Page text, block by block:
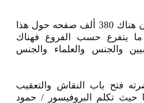
وأختتم الطارق أن هناك 380 ألف صفحه حول هذا
ما يتفرع حسب الفروع فهناك
والجنس والعلماء والجنس
فتح باب النقاش والتعقيب
حيث تكلم البروفيسور / حمود